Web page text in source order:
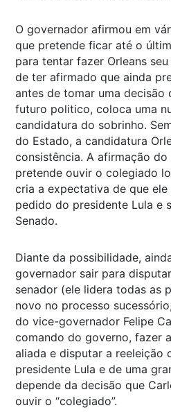
O governador afirmou em
que pretende ficar até o
para tentar fazer Orleans
de ter afirmado que ainda
antes de tomar uma decisão
futuro politico, coloca uma
candidatura do sobrinho.
do Estado, a candidatura
consistência. A afirmação
pretende ouvir o colegiado
cria a expectativa de que
pedido do presidente Lula e
Senado.
Diante da possibilidade,
governador sair para
senador (ele lidera todas as
novo no processo
do vice-governador Felipe
comando do governo, fazer
aliada e disputar a reeleição
presidente Lula e de uma
depende da decisão que
ouvir o “colegiado”.